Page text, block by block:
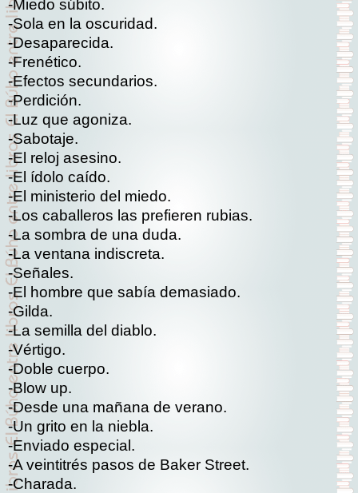
-Miedo súbito.
-Sola en la oscuridad.
-Desaparecida.
-Frenético.
-Efectos secundarios.
-Perdición.
-Luz que agoniza.
-Sabotaje.
-El reloj asesino.
-El ídolo caído.
-El ministerio del miedo.
-Los caballeros las prefieren rubias.
-La sombra de una duda.
-La ventana indiscreta.
-Señales.
-El hombre que sabía demasiado.
-Gilda.
-La semilla del diablo.
-Vértigo.
-Doble cuerpo.
-Blow up.
-Desde una mañana de verano.
-Un grito en la niebla.
-Enviado especial.
-A veintitrés pasos de Baker Street.
-Charada.